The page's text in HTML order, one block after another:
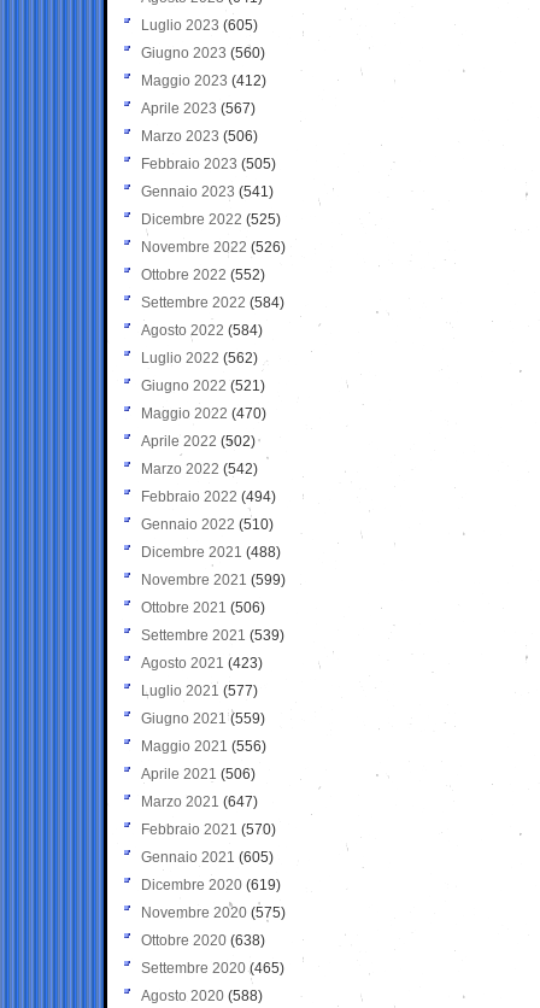
Luglio 2023 (605)
Giugno 2023 (560)
Maggio 2023 (412)
Aprile 2023 (567)
Marzo 2023 (506)
Febbraio 2023 (505)
Gennaio 2023 (541)
Dicembre 2022 (525)
Novembre 2022 (526)
Ottobre 2022 (552)
Settembre 2022 (584)
Agosto 2022 (584)
Luglio 2022 (562)
Giugno 2022 (521)
Maggio 2022 (470)
Aprile 2022 (502)
Marzo 2022 (542)
Febbraio 2022 (494)
Gennaio 2022 (510)
Dicembre 2021 (488)
Novembre 2021 (599)
Ottobre 2021 (506)
Settembre 2021 (539)
Agosto 2021 (423)
Luglio 2021 (577)
Giugno 2021(559)
Maggio 2021 (556)
Aprile 2021 (506)
Marzo 2021 (647)
Febbraio 2021 (570)
Gennaio 2021 (605)
Dicembre 2020 (619)
Novembre 2020 (575)
Ottobre 2020 (638)
Settembre 2020(465)
Agosto 2020 (588)